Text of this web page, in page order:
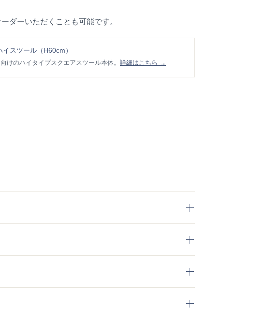
ダーいただくことも可能です。
イスツール（H60cm）
けのハイタイプスクエアスツール本体。 詳細はこちら →